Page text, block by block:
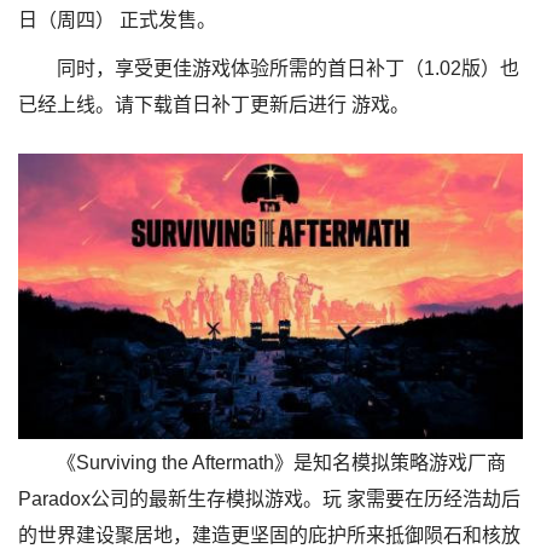
日（周四） 正式发售。
同时，享受更佳游戏体验所需的首日补丁（1.02版）也
已经上线。请下载首日补丁更新后进行 游戏。
《Surviving the Aftermath》是知名模拟策略游戏厂商
Paradox公司的最新生存模拟游戏。玩 家需要在历经浩劫后
的世界建设聚居地，建造更坚固的庇护所来抵御陨石和核放